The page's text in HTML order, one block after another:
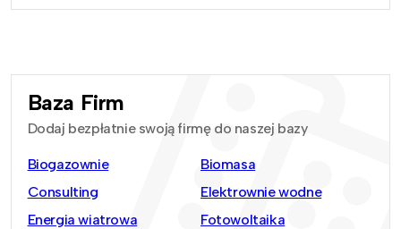
Baza Firm
Dodaj bezpłatnie swoją firmę do naszej bazy
Biogazownie
Biomasa
Consulting
Elektrownie wodne
Energia wiatrowa
Fotowoltaika